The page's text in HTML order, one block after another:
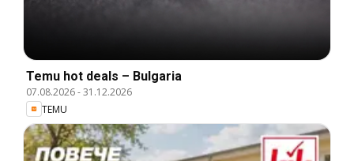
Temu hot deals – Bulgaria
07.08.2026-31.12.2026
TEMU